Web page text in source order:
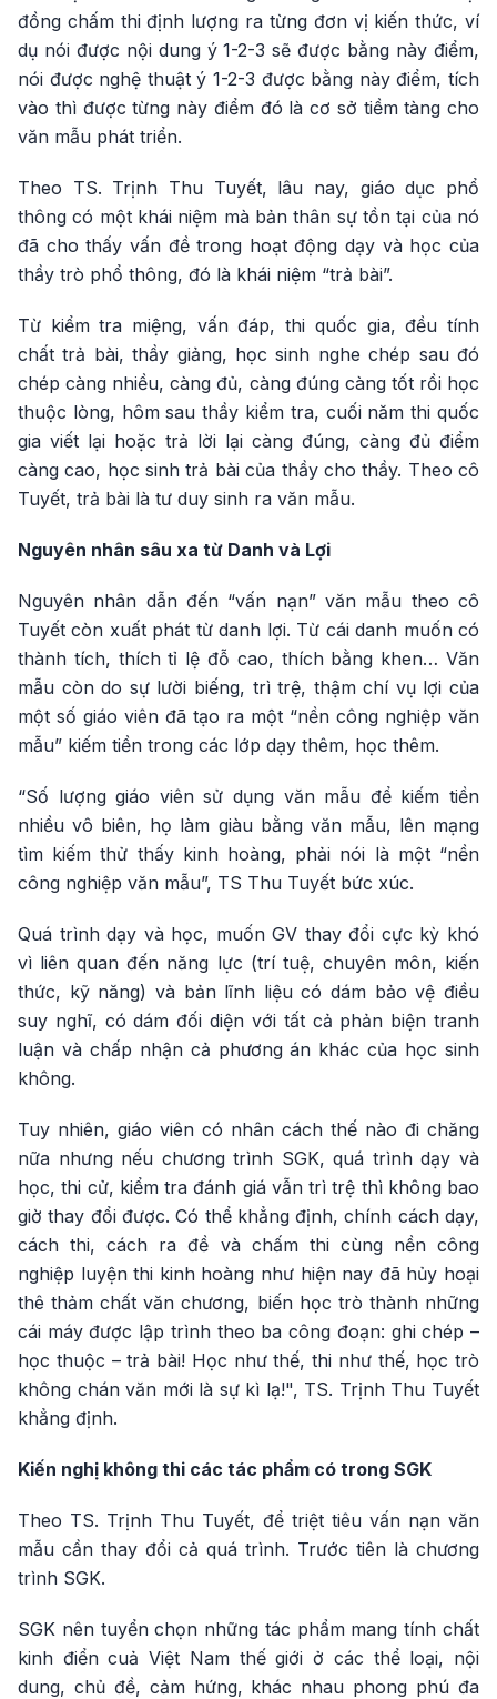
đồng chấm thi định lượng ra từng đơn vị kiến thức, ví
dụ nói được nội dung ý 1-2-3 sẽ được bằng này điểm,
nói được nghệ thuật ý 1-2-3 được bằng này điểm, tích
vào thì được từng này điểm đó là cơ sở tiềm tàng cho
văn mẫu phát triển.
Theo TS. Trịnh Thu Tuyết, lâu nay, giáo dục phổ
thông có một khái niệm mà bản thân sự tồn tại của nó
đã cho thấy vấn đề trong hoạt động dạy và học của
thầy trò phổ thông, đó là khái niệm “trả bài”.
Từ kiểm tra miệng, vấn đáp, thi quốc gia, đều tính
chất trả bài, thầy giảng, học sinh nghe chép sau đó
chép càng nhiều, càng đủ, càng đúng càng tốt rồi học
thuộc lòng, hôm sau thầy kiểm tra, cuối năm thi quốc
gia viết lại hoặc trả lời lại càng đúng, càng đủ điểm
càng cao, học sinh trả bài của thầy cho thầy. Theo cô
Tuyết, trả bài là tư duy sinh ra văn mẫu.
Nguyên nhân sâu xa từ Danh và Lợi
Nguyên nhân dẫn đến “vấn nạn” văn mẫu theo cô
Tuyết còn xuất phát từ danh lợi. Từ cái danh muốn có
thành tích, thích tỉ lệ đỗ cao, thích bằng khen… Văn
mẫu còn do sự lười biếng, trì trệ, thậm chí vụ lợi của
một số giáo viên đã tạo ra một “nền công nghiệp văn
mẫu” kiếm tiền trong các lớp dạy thêm, học thêm.
“Số lượng giáo viên sử dụng văn mẫu để kiếm tiền
nhiều vô biên, họ làm giàu bằng văn mẫu, lên mạng
tìm kiếm thử thấy kinh hoàng, phải nói là một “nền
công nghiệp văn mẫu”, TS Thu Tuyết bức xúc.
Quá trình dạy và học, muốn GV thay đổi cực kỳ khó
vì liên quan đến năng lực (trí tuệ, chuyên môn, kiến
thức, kỹ năng) và bản lĩnh liệu có dám bảo vệ điều
suy nghĩ, có dám đối diện với tất cả phản biện tranh
luận và chấp nhận cả phương án khác của học sinh
không.
Tuy nhiên, giáo viên có nhân cách thế nào đi chăng
nữa nhưng nếu chương trình SGK, quá trình dạy và
học, thi cử, kiểm tra đánh giá vẫn trì trệ thì không bao
giờ thay đổi được. Có thể khẳng định, chính cách dạy,
cách thi, cách ra đề và chấm thi cùng nền công
nghiệp luyện thi kinh hoàng như hiện nay đã hủy hoại
thê thảm chất văn chương, biến học trò thành những
cái máy được lập trình theo ba công đoạn: ghi chép –
học thuộc – trả bài! Học như thế, thi như thế, học trò
không chán văn mới là sự kì lạ!", TS. Trịnh Thu Tuyết
khẳng định.
Kiến nghị không thi các tác phẩm có trong SGK
Theo TS. Trịnh Thu Tuyết, để triệt tiêu vấn nạn văn
mẫu cần thay đổi cả quá trình. Trước tiên là chương
trình SGK.
SGK nên tuyển chọn những tác phẩm mang tính chất
kinh điển cuả Việt Nam thế giới ở các thể loại, nội
dung, chủ đề, cảm hứng, khác nhau phong phú đa